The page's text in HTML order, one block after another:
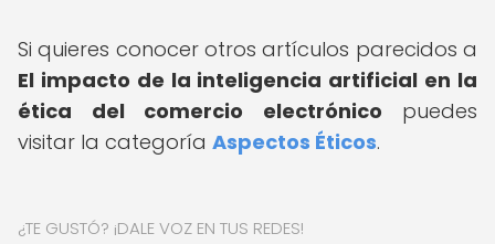
Si quieres conocer otros artículos parecidos a
El impacto de la inteligencia artificial en la
ética del comercio electrónico puedes
visitar la categoría Aspectos Éticos.
¿TE GUSTÓ? ¡DALE VOZ EN TUS REDES!